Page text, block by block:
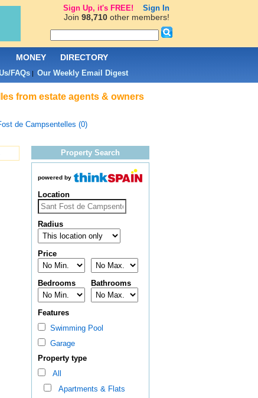
from estate agents & owners
de Campsentelles (0)
Property Search
powered by
Location
Radius
Price
Bedrooms Bathrooms
Features
Swimming Pool
Garage
Property type
All
Apartments & Flats
MONEY DIRECTORY
FAQs| Our Weekly Email Digest
Sign Up, it's FREE! Sign In
Join 98,710other members!